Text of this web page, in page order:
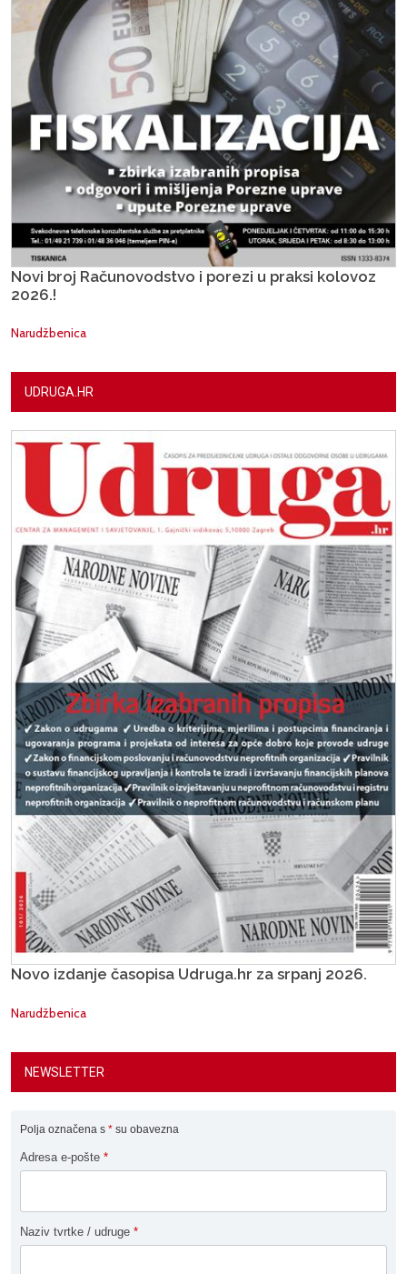
Novi broj Računovodstvo i porezi u praksi kolovoz
2026.!
Narudžbenica
UDRUGA.HR
Novo izdanje časopisa Udruga.hr za srpanj 2026.
Narudžbenica
NEWSLETTER
Polja označena s * su obavezna
Adresa e-pošte *
Naziv tvrtke / udruge *